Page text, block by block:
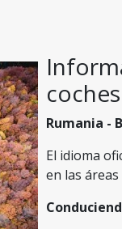
Rumania -
El idioma
en las